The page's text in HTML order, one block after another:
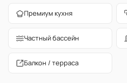
Премиум кухня
Частный бассейн
Балкон / терраса